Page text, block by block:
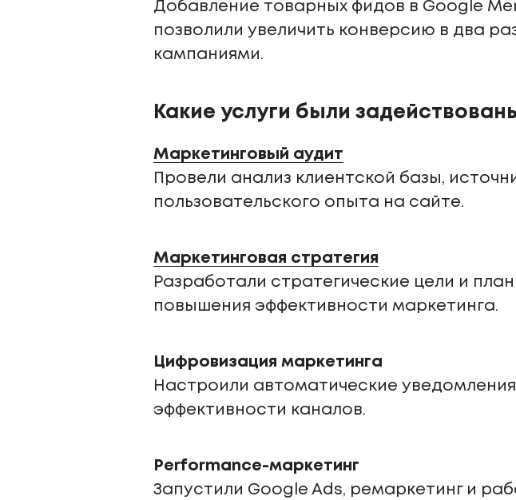
Добавление товарных фидов в Google
позволили увеличить конверсию в два
кампаниями.
Какие услуги были
Маркетинговый аудит
Провели анализ клиентской базы,
пользовательского опыта на сайте.
Маркетинговая стратегия
Разработали стратегические цели и
повышения эффективности маркетинга.
Цифровизация маркетинга
Настроили автоматические
эффективности каналов.
Performance-маркетинг
Запустили Google Ads, ремаркетинг и